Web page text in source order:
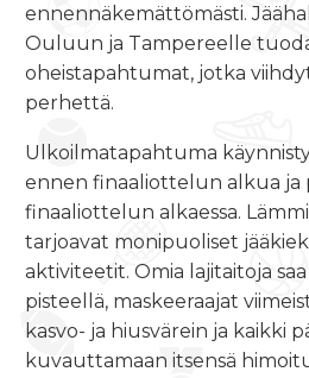
ennennäkemättömästi.
Ouluun ja Tampereelle
oheistapahtumat, jotka
perhettä.
Ulkoilmatapahtuma
ennen finaaliottelun alkua ja
finaaliottelun alkaessa.
tarjoavat monipuoliset
aktiviteetit. Omia lajitaitoja
pisteellä, maskeeraajat
kasvo- ja hiusvärein ja kaikki
kuvauttamaan itsensä